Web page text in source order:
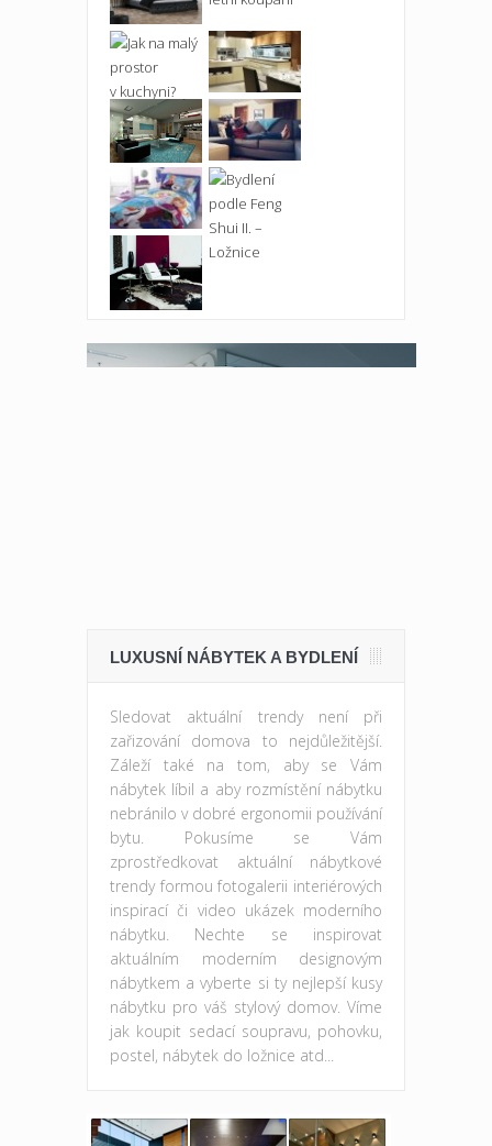
LUXUSNÍ NÁBYTEK A BYDLENÍ
Sledovat aktuální trendy není při
zařizování domova to nejdůležitější.
Záleží také na tom, aby se Vám
nábytek líbil a aby rozmístění nábytku
nebránilo v dobré ergonomii používání
bytu. Pokusíme se Vám
zprostředkovat aktuální nábytkové
trendy formou fotogalerii interiérových
inspirací či video ukázek moderního
nábytku. Nechte se inspirovat
aktuálním moderním designovým
nábytkem a vyberte si ty nejlepší kusy
nábytku pro váš stylový domov. Víme
jak koupit sedací soupravu, pohovku,
postel, nábytek do ložnice atd...